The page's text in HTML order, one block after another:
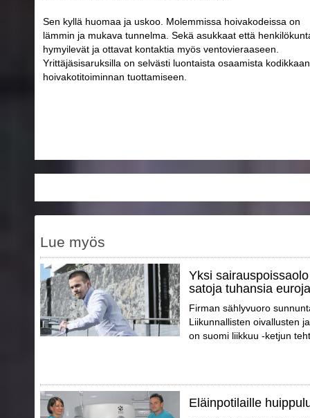
Sen kyllä huomaa ja uskoo. Molemmissa hoivakodeissa on
lämmin ja mukava tunnelma. Sekä asukkaat että
hymyilevät ja ottavat kontaktia myös ventovieraaseen.
Yrittäjäsisaruksilla on selvästi luontaista osaamista kodikkaan
hoivakotitoiminnan tuottamiseen.
Lue myös
Yksi
satoja tuhansia euroja
Firman sählyvuoro
Liikunnallisten oivallusten
on suomi liikkuu -ketjun
Eläinpotilaille